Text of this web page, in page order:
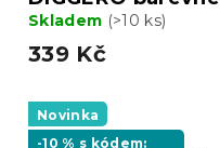
Skladem (>10 ks)
339 Kč
Novinka
-10 % s kódem: